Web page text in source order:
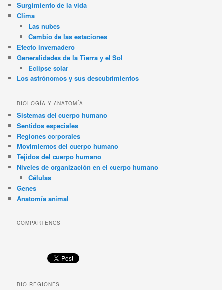
Surgimiento de la vida
Clima
Las nubes
Cambio de las estaciones
Efecto invernadero
Generalidades de la Tierra y el Sol
Eclipse solar
Los astrónomos y sus descubrimientos
BIOLOGÍA Y ANATOMÍA
Sistemas del cuerpo humano
Sentidos especiales
Regiones corporales
Movimientos del cuerpo humano
Tejidos del cuerpo humano
Niveles de organización en el cuerpo humano
Células
Genes
Anatomía animal
COMPÁRTENOS
BIO REGIONES